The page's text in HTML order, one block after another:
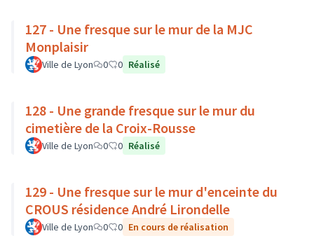
127 - Une fresque sur le mur de la MJC
Monplaisir
Ville de Lyon 0 0 Réalisé
128 - Une grande fresque sur le mur du
cimetière de la Croix-Rousse
Ville de Lyon 0 0 Réalisé
129 - Une fresque sur le mur d'enceinte du
CROUS résidence André Lirondelle
Ville de Lyon 0 0 En cours de réalisation